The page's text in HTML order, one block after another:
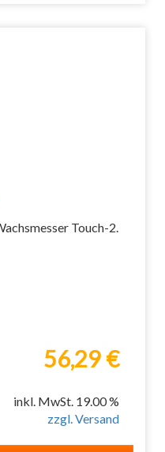
Touch-2.
56,29 €
inkl. MwSt. 19.00 %
zzgl. Versand